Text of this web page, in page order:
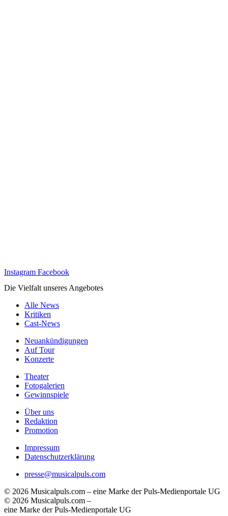
Instagram Facebook
Die Vielfalt unseres Angebotes
Alle News
Kritiken
Cast-News
Neuankündigungen
Auf Tour
Konzerte
Theater
Fotogalerien
Gewinnspiele
Über uns
Redaktion
Promotion
Impressum
Datenschutzerklärung
presse@musicalpuls.com
© 2026 Musicalpuls.com – eine Marke der Puls-Medienportale UG
© 2026 Musicalpuls.com –
eine Marke der Puls-Medienportale UG